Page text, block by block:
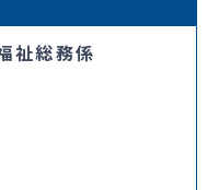
祉総務係